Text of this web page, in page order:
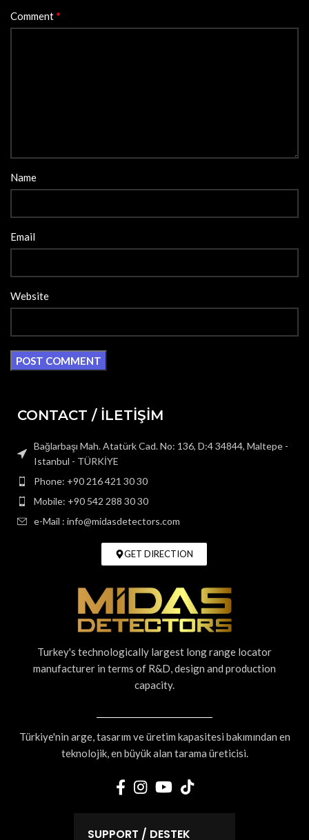
Comment*
Name
Email
Website
CONTACT / İLETİŞİM
Bağlarbaşı Mah. Atatürk Cad. No: 136, D:4 34844, Maltepe -
Istanbul - TÜRKİYE
Phone: +90 216 421 30 30
Mobile: +90 542 288 30 30
e-Mail : info@midasdetectors.com
GET DIRECTION
Turkey's technologically largest long range locator
manufacturer in terms of R&D, design and production
capacity.
Türkiye'nin arge, tasarım ve üretim kapasitesi bakımından en
teknolojik, en büyük alan tarama üreticisi.
SUPPORT / DESTEK